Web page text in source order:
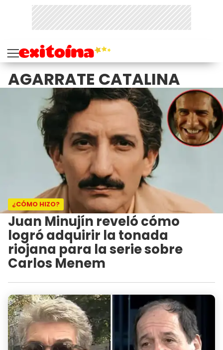
AGARRATE CATALINA
¿CÓMO HIZO?
Juan Minujín reveló cómo
logró adquirir la tonada
riojana para la serie sobre
Carlos Menem